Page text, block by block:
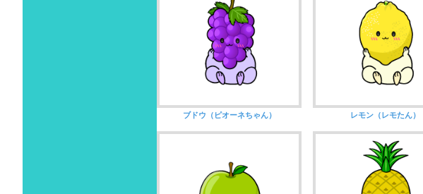
ブドウ（ピオーネちゃん） レモン（レモたん）